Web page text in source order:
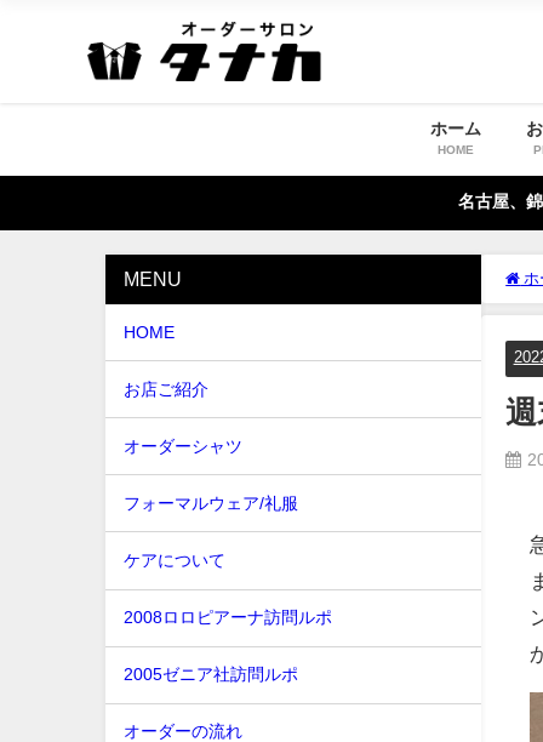
ホーム
HOME
名古屋、
ホ
MENU
HOME
お店ご紹介
オーダーシャツ
フォーマルウェア/礼服
ケアについて
2008ロロピアーナ訪問ルポ
2005ゼニア社訪問ルポ
オーダーの流れ